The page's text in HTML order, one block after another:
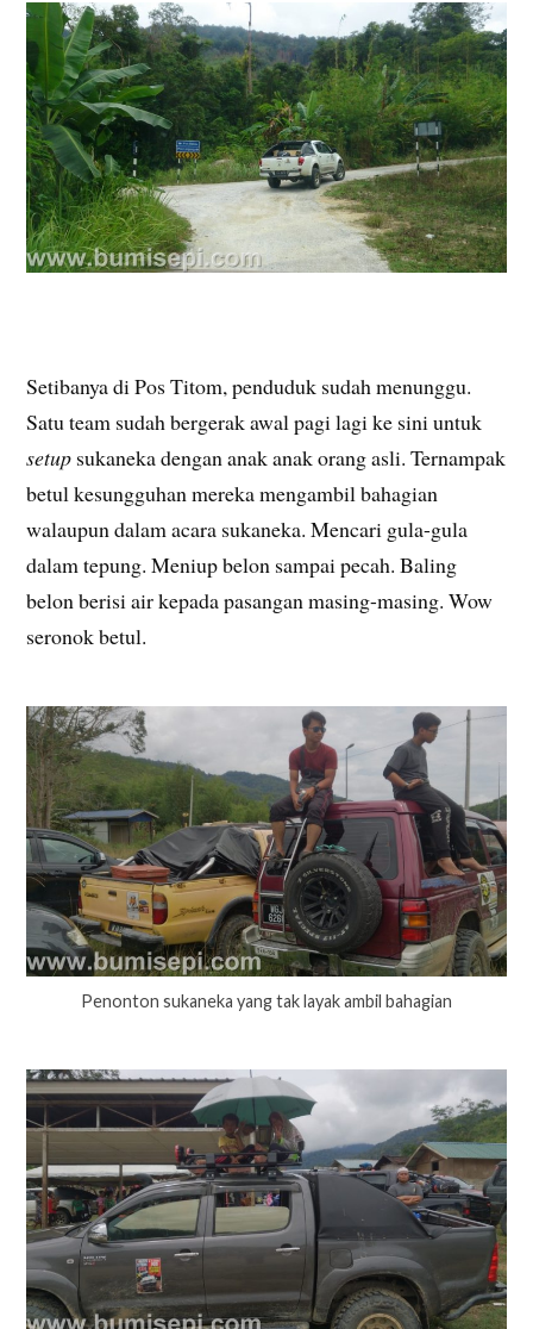
Setibanya di Pos Titom, penduduk sudah menunggu.
Satu team sudah bergerak awal pagi lagi ke sini untuk
setup sukaneka dengan anak anak orang asli. Ternampak
betul kesungguhan mereka mengambil bahagian
walaupun dalam acara sukaneka. Mencari gula-gula
dalam tepung. Meniup belon sampai pecah. Baling
belon berisi air kepada pasangan masing-masing. Wow
seronok betul.
Penonton sukaneka yang tak layak ambil bahagian